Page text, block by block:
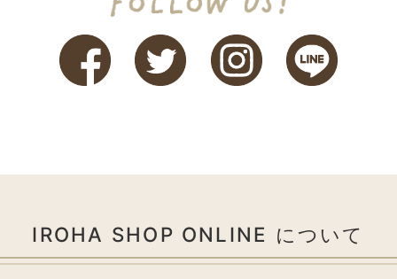
IROHA SHOP ONLINE について